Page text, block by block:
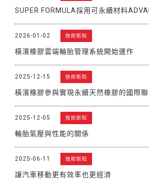
SUPER FORMULA採用可永續材料
2026-01-02 技術新知
橫濱橡膠雲端輪胎管理系統開始運作
2025-12-15 技術新知
橫濱橡膠參與實現永續天然橡膠的國際
2025-12-05 技術新知
輪胎氣壓與性能的關係
2025-06-11 技術新知
讓汽車移動更有效率也更經濟